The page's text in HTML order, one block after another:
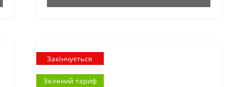
Закінчується
Зелений тариф